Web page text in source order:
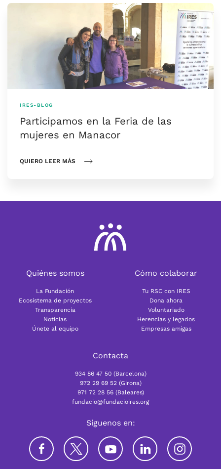
IRES-BLOG
Participamos en la Feria de las
mujeres en Manacor
QUIERO LEER MÁS
Quiénes somos
La Fundación
Ecosistema de proyectos
Transparencia
Noticias
Únete al equipo
Cómo colaborar
Tu RSC con IRES
Dona ahora
Voluntariado
Herencias y legados
Empresas amigas
Contacta
934 86 47 50 (Barcelona)
972 29 69 52 (Girona)
971 72 28 56 (Baleares)
fundacio@fundacioires.org
Síguenos en: